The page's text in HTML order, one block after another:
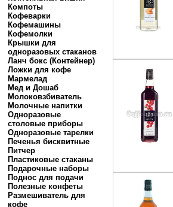
Компоты
Кофеварки
Кофемашины
Кофемолки
Крышки для
одноразовых стаканов
Ланч бокс (Контейнер)
Ложки для кофе
Мармелад
Мед и Дошаб
Молоковзбиватель
Молочные напитки
Одноразовые
столовые приборы
Одноразовые тарелки
Печенья бисквитные
Питчер
Пластиковые стаканы
Подарочные наборы
Поднос для подачи
Полезные конфеты
Размешиватель для
кофе